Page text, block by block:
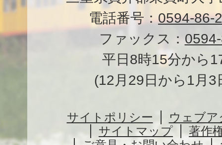
電話番号： 0594-86-
ファックス：
平日8時15分から
(12月29日から1月3
サイトポリシー
ウェブ
サイトマップ
著作